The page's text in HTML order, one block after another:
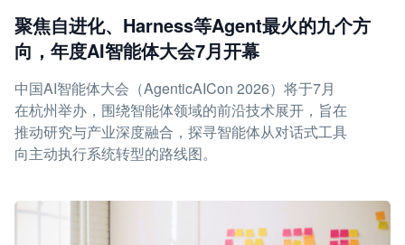
聚焦自进化、Harness等Agent最火的九个方
向，年度AI智能体大会7月开幕
中国AI智能体大会（AgenticAICon 2026）将于7月
在杭州举办，围绕智能体领域的前沿技术展开，旨在
推动研究与产业深度融合，探寻智能体从对话式工具
向主动执行系统转型的路线图。